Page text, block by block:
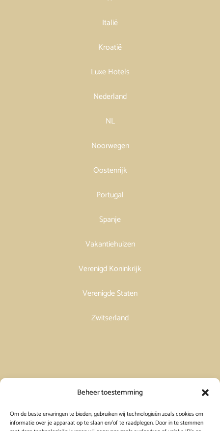
Beheer toestemming
Om de beste ervaringen te bieden, gebruiken wij technologieën zoals cookies om
informatie over je apparaat op te slaan en/of te raadplegen. Door in te stemmen
Italië
Kroatië
Luxe Hotels
Nederland
NL
Noorwegen
Oostenrijk
Portugal
Spanje
Vakantiehuizen
Verenigd Koninkrijk
Verenigde Staten
Zwitserland
Vakantiehuis in Frankrijk huren